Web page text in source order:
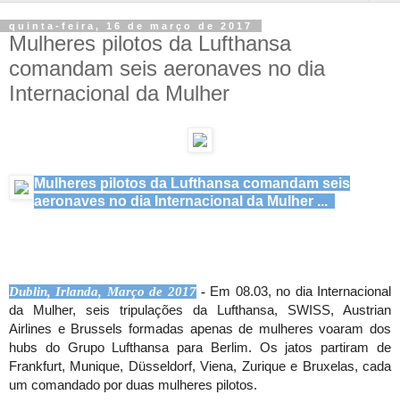
quinta-feira, 16 de março de 2017
Mulheres pilotos da Lufthansa
comandam seis aeronaves no dia
Internacional da Mulher
Mulheres pilotos da Lufthansa comandam seis
aeronaves no dia Internacional da Mulher ...
Dublin, Irlanda, Março de 2017 - Em 08.03, no dia Internacional
da Mulher, seis tripulações da Lufthansa, SWISS, Austrian
Airlines e Brussels formadas apenas de mulheres voaram dos
hubs do Grupo Lufthansa para Berlim. Os jatos partiram de
Frankfurt, Munique, Düsseldorf, Viena, Zurique e Bruxelas, cada
um comandado por duas mulheres pilotos.